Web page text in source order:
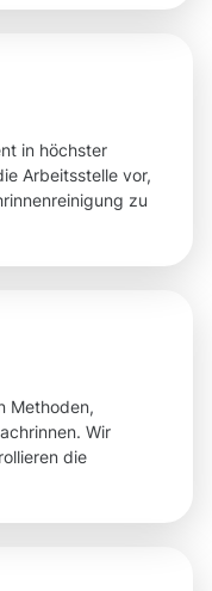
in höchster
Arbeitsstelle vor,
zu
Methoden,
Wir
die